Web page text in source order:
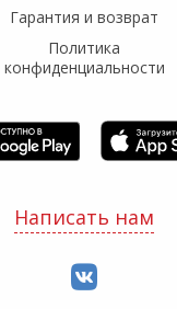
Гарантия и возврат
Политика
конфиденциальности
Написать нам